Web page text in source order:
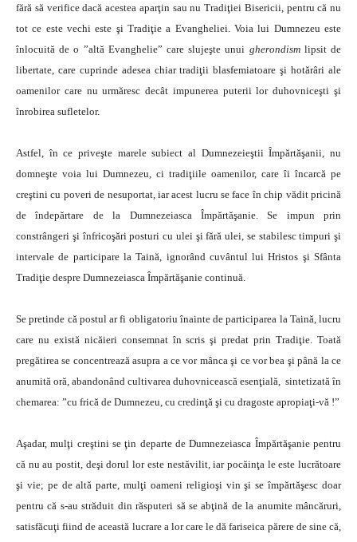
fără să verifice dacă acestea aparţin sau nu Tradiţiei Bisericii, pentru că nu
tot ce este vechi este şi Tradiţie a Evangheliei. Voia lui Dumnezeu este
înlocuită de o ”altă Evanghelie” care slujeşte unui gherondismlipsit de
libertate, care cuprinde adesea chiar tradiţii blasfemiatoare şi hotărâri ale
oamenilor care nu urmăresc decât impunerea puterii lor duhovniceşti şi
înrobirea sufletelor.
Astfel, în ce priveşte marele subiect al Dumnezeieştii Împărtăşanii, nu
domneşte voia lui Dumnezeu, ci tradiţiile oamenilor, care îi încarcă pe
creştini cu poveri de nesuportat, iar acest lucru se face în chip vădit pricină
de îndepărtare de la Dumnezeiasca Împărtăşanie. Se impun prin
constrângeri şi înfricoşări posturi cu ulei şi fără ulei, se stabilesc timpuri şi
intervale de participare la Taină, ignorând cuvântul lui Hristos şi Sfânta
Tradiţie despre Dumnezeiasca Împărtăşanie continuă.
Se pretinde că postul ar fi obligatoriu înainte de participarea la Taină, lucru
care nu există nicăieri consemnat în scris şi predat prin Tradiţie. Toată
pregătirea se concentrează asupra a ce vor mânca şi ce vor bea şi până la ce
anumită oră, abandonând cultivarea duhovnicească esenţială, sintetizată în
chemarea: ”cu frică de Dumnezeu, cu credinţă şi cu dragoste apropiaţi-vă !”
Aşadar, mulţi creştini se ţin departe de Dumnezeiasca Împărtăşanie pentru
că nu au postit, deşi dorul lor este nestăvilit, iar pocăinţa le este lucrătoare
şi vie; pe de altă parte, mulţi oameni religioşi vin şi se împărtăşesc doar
pentru că s-au străduit din răsputeri să se abţină de la anumite mâncăruri,
satisfăcuţi fiind de această lucrare a lor care le dă fariseica părere de sine că,